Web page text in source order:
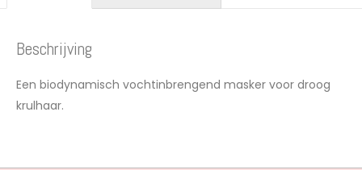
Beschrijving
Een biodynamisch vochtinbrengend masker voor droog
krulhaar.